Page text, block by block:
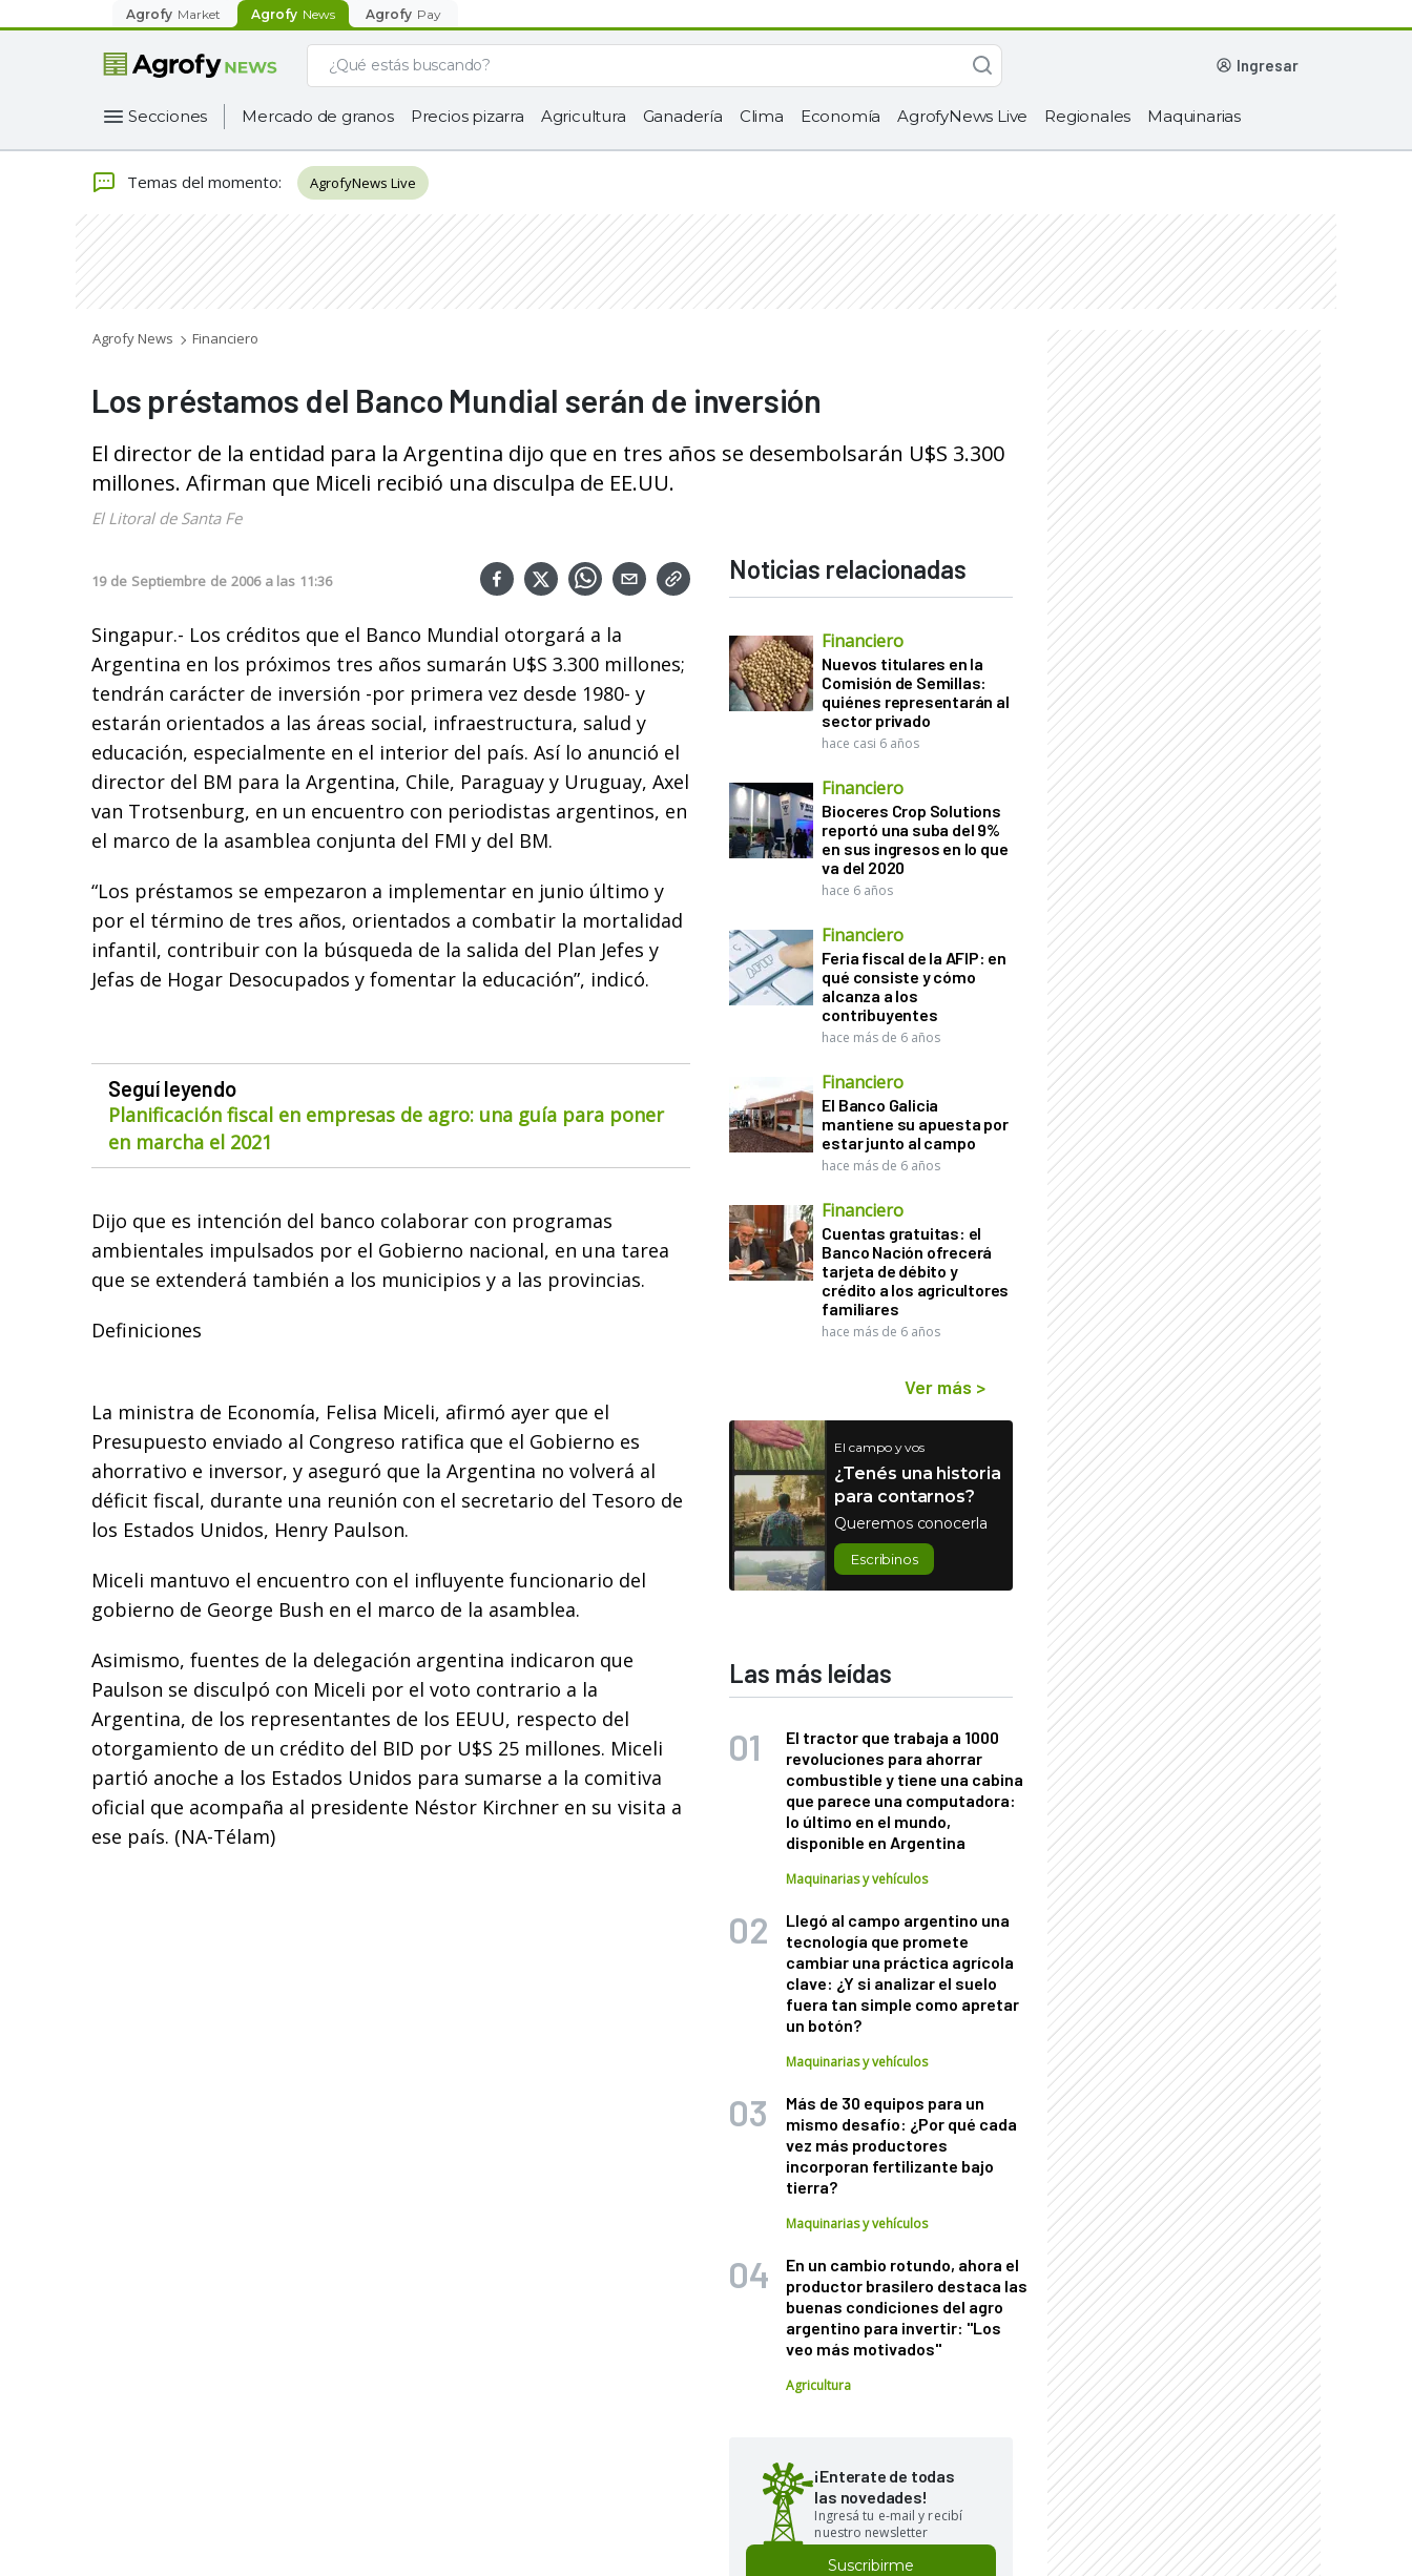
Agrofy Market Agrofy News Agrofy Pay
ingresar
Secciones Mercado de granos Precios pizarra Agricultura Ganadería Clima Economía AgrofyNews Live Regionales Maquinarias
Temas del momento: AgrofyNews Live
Agrofy News Financiero
Los préstamos del Banco Mundial serán de inversión
El director de la entidad para la Argentina dijo que en tres años se desembolsarán U$S 3.300
millones. Afirman que Miceli recibió una disculpa de EE.UU.
El Litoral de Santa Fe
19 de Septiembre de 2006 a las 11:36
Singapur.- Los créditos que el Banco Mundial otorgará a la
Argentina en los próximos tres años sumarán U$S 3.300 millones;
tendrán carácter de inversión -por primera vez desde 1980- y
estarán orientados a las áreas social, infraestructura, salud y
educación, especialmente en el interior del país. Así lo anunció el
director del BM para la Argentina, Chile, Paraguay y Uruguay, Axel
van Trotsenburg, en un encuentro con periodistas argentinos, en
el marco de la asamblea conjunta del FMI y del BM.
“Los préstamos se empezaron a implementar en junio último y
por el término de tres años, orientados a combatir la mortalidad
infantil, contribuir con la búsqueda de la salida del Plan Jefes y
Jefas de Hogar Desocupados y fomentar la educación”, indicó.
Seguí leyendo
Planificación fiscal en empresas de agro: una guía para poner
en marcha el 2021
Dijo que es intención del banco colaborar con programas
ambientales impulsados por el Gobierno nacional, en una tarea
que se extenderá también a los municipios y a las provincias.
Definiciones
La ministra de Economía, Felisa Miceli, afirmó ayer que el
Presupuesto enviado al Congreso ratifica que el Gobierno es
ahorrativo e inversor, y aseguró que la Argentina no volverá al
déficit fiscal, durante una reunión con el secretario del Tesoro de
los Estados Unidos, Henry Paulson.
Miceli mantuvo el encuentro con el influyente funcionario del
gobierno de George Bush en el marco de la asamblea.
Asimismo, fuentes de la delegación argentina indicaron que
Paulson se disculpó con Miceli por el voto contrario a la
Argentina, de los representantes de los EEUU, respecto del
otorgamiento de un crédito del BID por U$S 25 millones. Miceli
partió anoche a los Estados Unidos para sumarse a la comitiva
oficial que acompaña al presidente Néstor Kirchner en su visita a
ese país. (NA-Télam)
Noticias relacionadas
Financiero
Nuevos titulares en la
Comisión de Semillas:
quiénes representarán al
sector privado
hace casi 6 años
Financiero
Bioceres Crop Solutions
reportó una suba del 9%
en sus ingresos en lo que
va del 2020
hace 6 años
Financiero
Feria fiscal de la AFIP: en
qué consiste y cómo
alcanza a los
contribuyentes
hace más de 6 años
Financiero
El Banco Galicia
mantiene su apuesta por
estar junto al campo
hace más de 6 años
Financiero
Cuentas gratuitas: el
Banco Nación ofrecerá
tarjeta de débito y
crédito a los agricultores
familiares
hace más de 6 años
Ver más >
El campo y vos
¿Tenés una historia
para contarnos?
Queremos conocerla
Escribinos
Las más leídas
El tractor que trabaja a 1000
revoluciones para ahorrar
combustible y tiene una cabina
que parece una computadora:
lo último en el mundo,
disponible en Argentina
Maquinarias y vehículos
Llegó al campo argentino una
tecnología que promete
cambiar una práctica agrícola
clave: ¿Y si analizar el suelo
fuera tan simple como apretar
un botón?
Maquinarias y vehículos
Más de 30 equipos para un
mismo desafío: ¿Por qué cada
vez más productores
incorporan fertilizante bajo
tierra?
Maquinarias y vehículos
En un cambio rotundo, ahora el
productor brasilero destaca las
buenas condiciones del agro
argentino para invertir: "Los
veo más motivados"
Agricultura
¡Enterate de todas
las novedades!
Ingresá tu e-mail y recibí
nuestro newsletter
Suscribirme